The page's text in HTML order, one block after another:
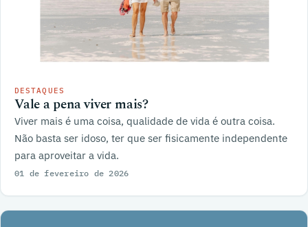
DESTAQUES
Vale a pena viver mais?
Viver mais é uma coisa, qualidade de vida é outra coisa.
Não basta ser idoso, ter que ser fisicamente independente
para aproveitar a vida.
01 de fevereiro de 2026